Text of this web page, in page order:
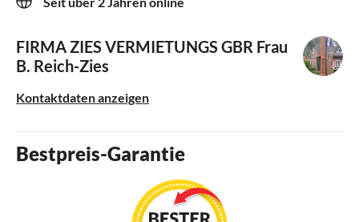
FIRMA ZIES VERMIETUNGS GBR Frau
B. Reich-Zies
Kontaktdaten anzeigen
Bestpreis-Garantie